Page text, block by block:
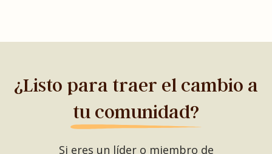
¿Listo para traer el cambio a
tu comunidad?
Si eres un líder o miembro de